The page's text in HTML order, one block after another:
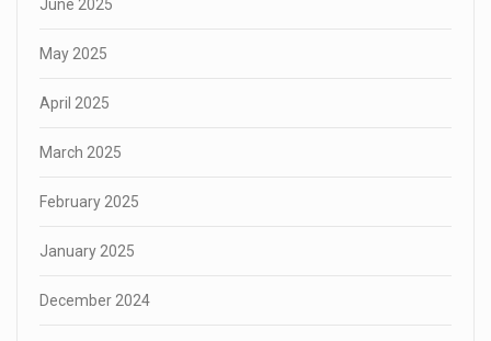
June 2025
May 2025
April 2025
March 2025
February 2025
January 2025
December 2024